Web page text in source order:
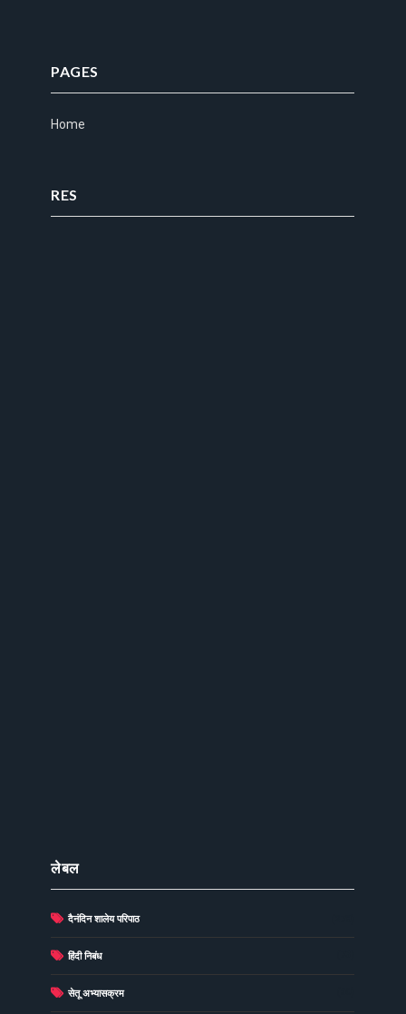
PAGES
Home
RES
लेबल
दैनंदिन शालेय परिपाठ
हिंदी निबंध
सेतू अभ्यासक्रम